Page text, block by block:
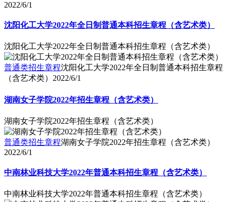
2022/6/1
沈阳化工大学2022年全日制普通本科招生章程（含艺术类）
沈阳化工大学2022年全日制普通本科招生章程（含艺术类）
普通类招生章程沈阳化工大学2022年全日制普通本科招生章程
（含艺术类） 2022/6/1
湖南女子学院2022年招生章程（含艺术类）
湖南女子学院2022年招生章程（含艺术类）
普通类招生章程湖南女子学院2022年招生章程（含艺术类）
2022/6/1
中南林业科技大学2022年普通本科招生章程（含艺术类）
中南林业科技大学2022年普通本科招生章程（含艺术类）